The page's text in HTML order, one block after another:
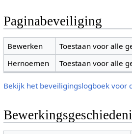
Paginabeveiliging
Bewerken
Toestaan voor alle
Hernoemen
Toestaan voor alle
Bekijk het beveiligingslogboek voor